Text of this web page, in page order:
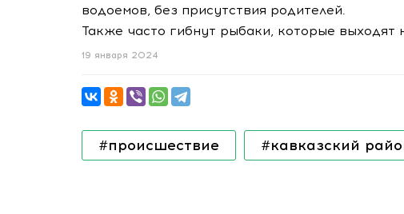
водоемов, без присутствия родителей.
Также часто гибнут рыбаки, которые
19 января 2024
#происшествие #кавказский